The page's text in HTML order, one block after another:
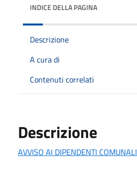
INDICE DELLA PAGINA
Descrizione
A cura di
Contenuti correlati
Descrizione
AVVISO AI DIPENDENTI COMUNALI